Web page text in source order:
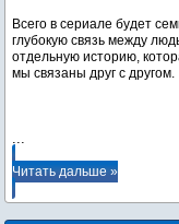
Всего в сериале будет
глубокую связь между
отдельную историю,
мы связаны друг с другом.
...
Читать дальше »